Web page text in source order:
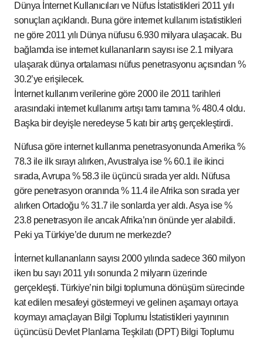
Dünya İnternet Kullanıcıları ve Nüfus İstatistikleri 2011 yılı
sonuçları açıklandı. Buna göre internet kullanım istatistikleri
ne göre 2011 yılı Dünya nüfusu 6.930 milyara ulaşacak. Bu
bağlamda ise internet kullananların sayısı ise 2.1 milyara
ulaşarak dünya ortalaması nüfus penetrasyonu açısından %
30.2’ye erişilecek.
İnternet kullanım verilerine göre 2000 ile 2011 tarihleri
arasındaki internet kullanımı artışı tamı tamına % 480.4 oldu.
Başka bir deyişle neredeyse 5 katı bir artış gerçekleştirdi.
Nüfusa göre internet kullanma penetrasyonunda Amerika %
78.3 ile ilk sırayı alırken, Avustralya ise % 60.1 ile ikinci
sırada, Avrupa % 58.3 ile üçüncü sırada yer aldı. Nüfusa
göre penetrasyon oranında % 11.4 ile Afrika son sırada yer
alırken Ortadoğu % 31.7 ile sonlarda yer aldı. Asya ise %
23.8 penetrasyon ile ancak Afrika’nın önünde yer alabildi.
Peki ya Türkiye’de durum ne merkezde?
İnternet kullananların sayısı 2000 yılında sadece 360 milyon
iken bu sayı 2011 yılı sonunda 2 milyarın üzerinde
gerçekleşti. Türkiye’nin bilgi toplumuna dönüşüm sürecinde
kat edilen mesafeyi göstermeyi ve gelinen aşamayı ortaya
koymayı amaçlayan Bilgi Toplumu İstatistikleri yayınının
üçüncüsü Devlet Planlama Teşkilatı (DPT) Bilgi Toplumu